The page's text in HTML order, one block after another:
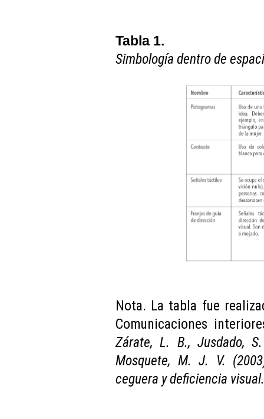
Tabla 1.
Simbología dentro de
Nota. La tabla fue
Comunicaciones
Zárate, L. B., Jusdado,
Mosquete, M. J. V.
ceguera y deficiencia visual.